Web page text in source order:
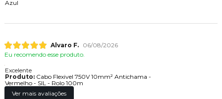
Azul
Alvaro F.
06/08/2026
Eu recomendo esse produto.
Excelente
Produto:Cabo Flexivel 750V 10mm² Antichama -
Vermelho - SIL - Rolo 100m
Ver mais avaliações